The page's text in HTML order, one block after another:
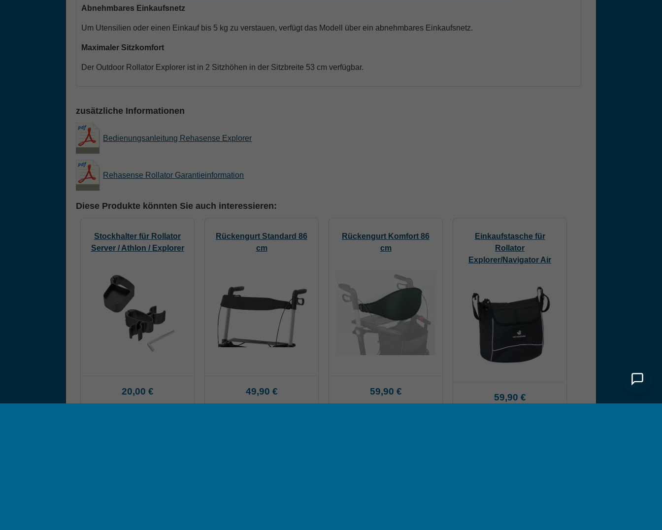
Abnehmbares Einkaufsnetz
Um Utensilien oder einen Einkauf bis 5 kg zu verstauen, verfügt das Modell über ein abnehmbares Einkaufsnetz.
Maximaler Sitzkomfort
Der Outdoor Rollator Explorer ist in 2 Sitzhöhen in der Sitzbreite 53 cm verfügbar.
zusätzliche Informationen
Bedienungsanleitung Rehasense Explorer
Rehasense Rollator Garantieinformation
Diese Produkte könnten Sie auch interessieren:
Stockhalter für Rollator
Server / Athlon / Explorer
20,00 €
Rückengurt Standard 86
cm
49,90 €
Rückengurt Komfort 86
cm
59,90 €
Einkaufstasche für
Rollator
Explorer/Navigator Air
59,90 €